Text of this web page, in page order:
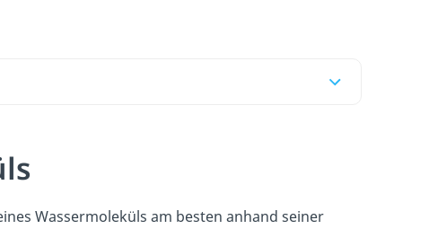
Wassermoleküls am besten anhand seiner